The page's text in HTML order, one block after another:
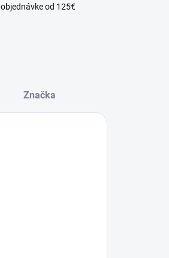
objednávke od 125€
Značka